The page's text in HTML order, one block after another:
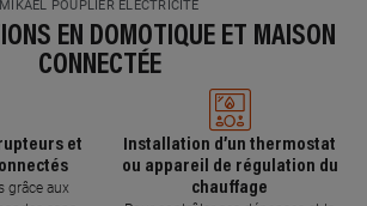
MIKAEL POUPLIER ELECTRICITE
EN DOMOTIQUE ET MAISON
CONNECTÉE
et
grâce aux
Installation d’un thermostat
ou appareil de régulation du
chauffage